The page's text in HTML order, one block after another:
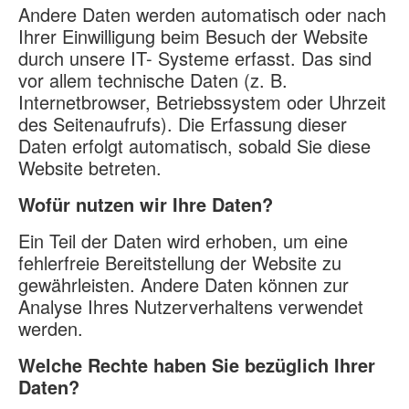
Andere Daten werden automatisch oder nach
Ihrer Einwilligung beim Besuch der Website
durch unsere IT- Systeme erfasst. Das sind
vor allem technische Daten (z. B.
Internetbrowser, Betriebssystem oder Uhrzeit
des Seitenaufrufs). Die Erfassung dieser
Daten erfolgt automatisch, sobald Sie diese
Website betreten.
Wofür nutzen wir Ihre Daten?
Ein Teil der Daten wird erhoben, um eine
fehlerfreie Bereitstellung der Website zu
gewährleisten. Andere Daten können zur
Analyse Ihres Nutzerverhaltens verwendet
werden.
Welche Rechte haben Sie bezüglich Ihrer
Daten?